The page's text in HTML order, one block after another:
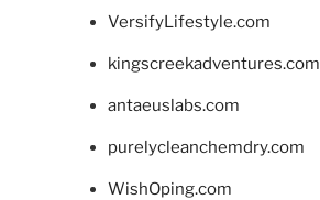
VersifyLifestyle.com
kingscreekadventures.com
antaeuslabs.com
purelycleanchemdry.com
WishOping.com